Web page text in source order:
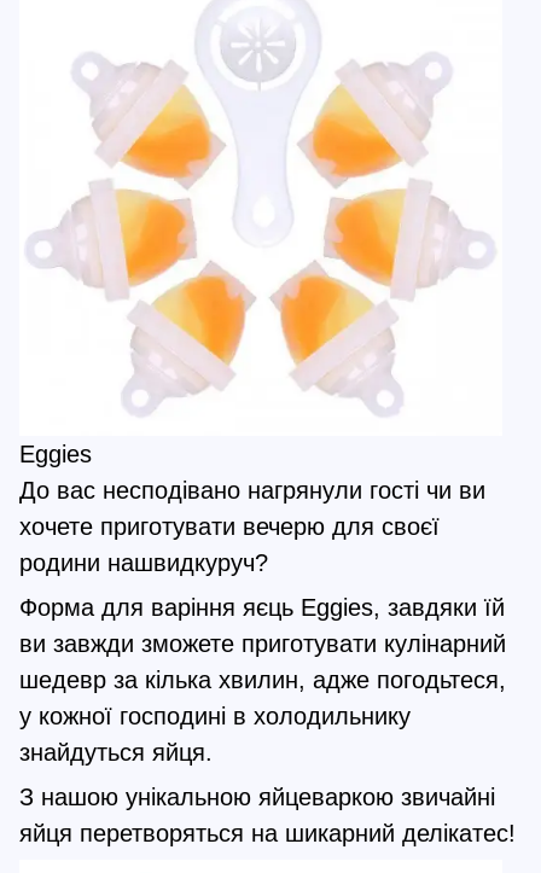
Eggies
До вас несподівано нагрянули гості чи ви
хочете приготувати вечерю для своєї
родини нашвидкуруч?
Форма для варіння яєць Eggies, завдяки їй
ви завжди зможете приготувати кулінарний
шедевр за кілька хвилин, адже погодьтеся,
у кожної господині в холодильнику
знайдуться яйця.
З нашою унікальною яйцеваркою звичайні
яйця перетворяться на шикарний делікатес!